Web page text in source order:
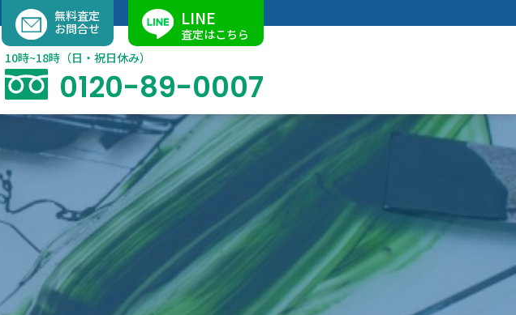
ブログ
Facebook
油絵買取
リトグラフ買取
中国書画買取
店舗での買取
催事買取
名古屋店
求人情報
無料査定
お問合せ
LINE
査定はこちら
10時~18時（日・祝日休み）
0120-89-0007